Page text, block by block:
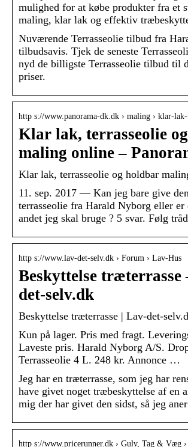
mulighed for at købe produkter fra et
maling, klar lak og effektiv
Nuværende Terrasseolie tilbud fra
tilbudsavis. Tjek de seneste
nyd de billigste Terrasseolie tilbud til
priser.
http s://www.panorama-dk.dk › maling › klar-
Klar lak, terrasseolie
maling online –
Klar lak, terrasseolie og holdbar
11. sep. 2017 — Kan jeg bare give
terrasseolie fra Harald Nyborg eller er
andet jeg skal bruge ? 5 svar. Følg
http s://www.lav-det-selv.dk › Forum › Lav-Hus
Beskyttelse træterrasse
det-selv.dk
Beskyttelse træterrasse | Lav-det-
Kun på lager. Pris med fragt.
Laveste pris. Harald Nyborg A/S.
Terrasseolie 4 L. 248 kr. Annonce …
Jeg har en træterrasse, som jeg har
have givet noget træbeskyttelse af en
mig der har givet den sidst, så jeg
http s://www.pricerunner.dk › Gulv, Tag & Væg